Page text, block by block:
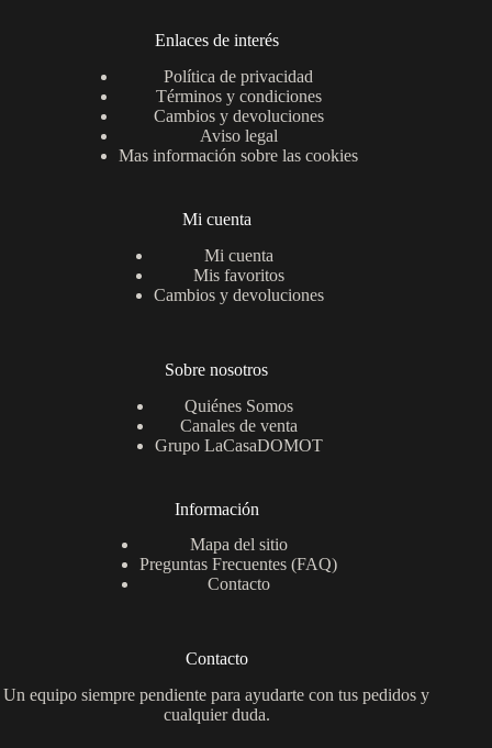
Enlaces de interés
Política de privacidad
Términos y condiciones
Cambios y devoluciones
Aviso legal
Mas información sobre las cookies
Mi cuenta
Mi cuenta
Mis favoritos
Cambios y devoluciones
Sobre nosotros
Quiénes Somos
Canales de venta
Grupo LaCasaDOMOT
Información
Mapa del sitio
Preguntas Frecuentes (FAQ)
Contacto
Contacto
Un equipo siempre pendiente para ayudarte con tus pedidos y
cualquier duda.